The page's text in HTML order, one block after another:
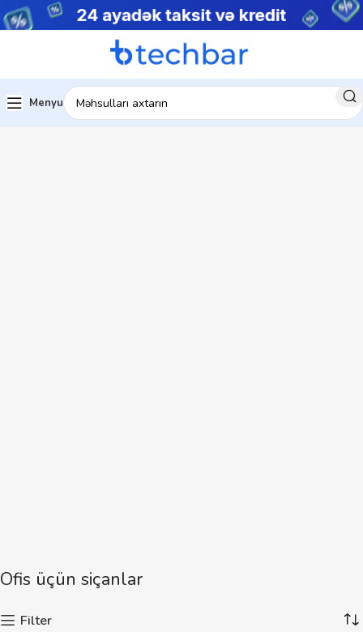
Menyu
Ofis üçün siçanlar
Filter